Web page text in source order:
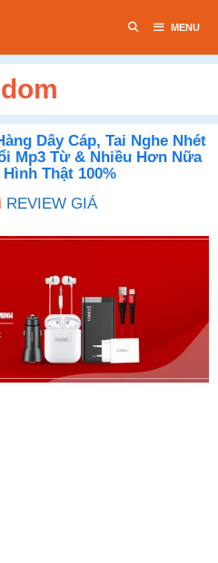
MENU
Dây Cáp, Tai Nghe Nhét
Mp3 Từ & Nhiều Hơn Nữa
Thật 100%
REVIEW GIÁ